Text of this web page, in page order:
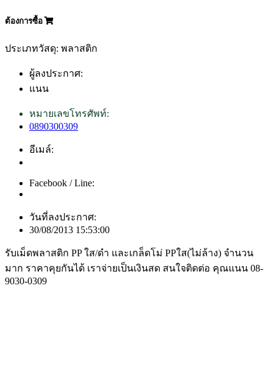
ต้องการซื้อ
ประเภทวัสดุ: พลาสติก
ผู้ลงประกาศ:
แนน
หมายเลขโทรศัพท์:
0890300309
อีเมล์:
Facebook / Line:
วันที่ลงประกาศ:
30/08/2013 15:53:00
รับเม็ดพลาสติก PP ใส/ดำ และเกล็ดโม่ PPใส(ไม่ล้าง) จำนวน
มาก ราคาคุยกันได้ เราจ่ายเป็นเงินสด สนใจติดต่อ คุณแนน 08-
9030-0309